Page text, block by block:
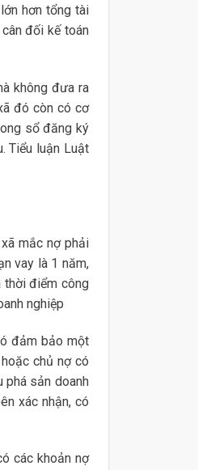
hơn tổng tài
đối kế toán
không đưa ra
đó còn có cơ
sổ đăng ký
Tiểu luận Luật
mắc nợ phải
vay là 1 năm,
điểm công
nghiệp
đảm bảo một
chủ nợ có
phá sản doanh
xác nhận, có
các khoản nợ